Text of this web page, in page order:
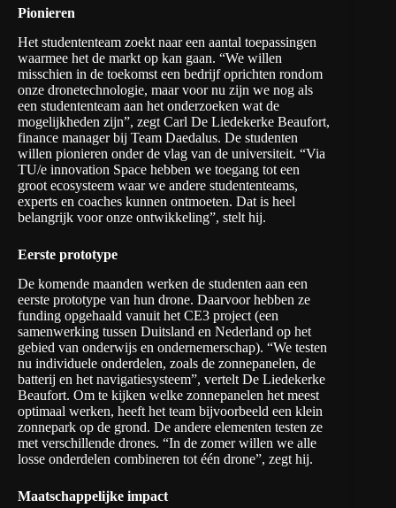
Pionieren
Het studententeam zoekt naar een aantal toepassingen
waarmee het de markt op kan gaan. “We willen
misschien in de toekomst een bedrijf oprichten rondom
onze dronetechnologie, maar voor nu zijn we nog als
een studententeam aan het onderzoeken wat de
mogelijkheden zijn”, zegt Carl De Liedekerke Beaufort,
finance manager bij Team Daedalus. De studenten
willen pionieren onder de vlag van de universiteit. “Via
TU/e innovation Space hebben we toegang tot een
groot ecosysteem waar we andere studententeams,
experts en coaches kunnen ontmoeten. Dat is heel
belangrijk voor onze ontwikkeling”, stelt hij.
Eerste prototype
De komende maanden werken de studenten aan een
eerste prototype van hun drone. Daarvoor hebben ze
funding opgehaald vanuit het CE3 project (een
samenwerking tussen Duitsland en Nederland op het
gebied van onderwijs en ondernemerschap). “We testen
nu individuele onderdelen, zoals de zonnepanelen, de
batterij en het navigatiesysteem”, vertelt De Liedekerke
Beaufort. Om te kijken welke zonnepanelen het meest
optimaal werken, heeft het team bijvoorbeeld een klein
zonnepark op de grond. De andere elementen testen ze
met verschillende drones. “In de zomer willen we alle
losse onderdelen combineren tot één drone”, zegt hij.
Maatschappelijke impact